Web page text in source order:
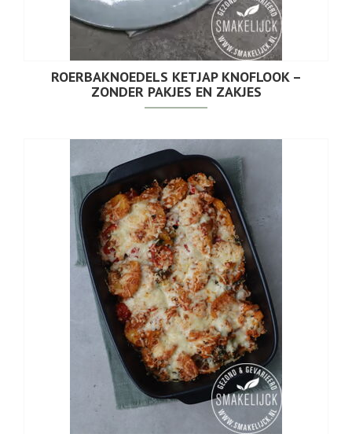
ROERBAKNOEDELS KETJAP KNOFLOOK –
ZONDER PAKJES EN ZAKJES